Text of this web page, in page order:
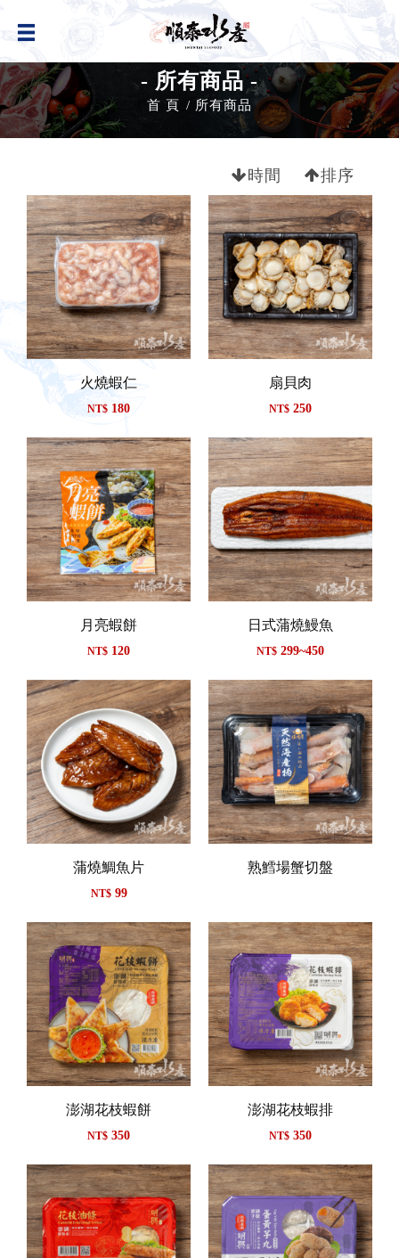
- 所有商品 -
首 頁 所有商品
時間 排序
火燒蝦仁
NT$ 180
扇貝肉
NT$ 250
月亮蝦餅
NT$ 120
日式蒲燒鰻魚
NT$ 299~450
蒲燒鯛魚片
NT$99
熟鱈場蟹切盤
澎湖花枝蝦餅
NT$ 350
澎湖花枝蝦排
NT$ 350